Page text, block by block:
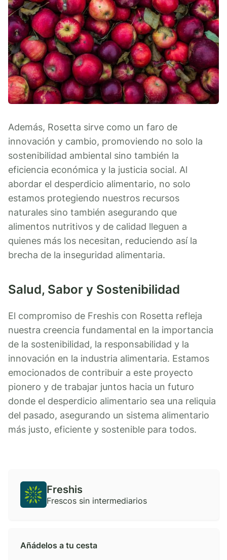
Además, Rosetta sirve como un faro de
innovación y cambio, promoviendo no solo la
sostenibilidad ambiental sino también la
eficiencia económica y la justicia social. Al
abordar el desperdicio alimentario, no solo
estamos protegiendo nuestros recursos
naturales sino también asegurando que
alimentos nutritivos y de calidad lleguen a
quienes más los necesitan, reduciendo así la
brecha de la inseguridad alimentaria.
Salud, Sabor y Sostenibilidad
El compromiso de Freshis con Rosetta refleja
nuestra creencia fundamental en la importancia
de la sostenibilidad, la responsabilidad y la
innovación en la industria alimentaria. Estamos
emocionados de contribuir a este proyecto
pionero y de trabajar juntos hacia un futuro
donde el desperdicio alimentario sea una reliquia
del pasado, asegurando un sistema alimentario
más justo, eficiente y sostenible para todos.
Freshis
Frescos sin intermediarios
Añádelos a tu cesta